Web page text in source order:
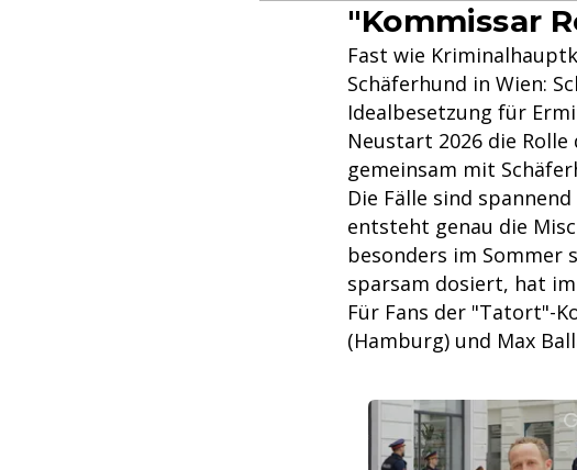
"Kommissar
Fast wie
Schäferhund in Wien:
Idealbesetzung für
Neustart 2026 die
gemeinsam mit
Die Fälle sind
entsteht genau die
besonders im Sommer
sparsam dosiert, hat
Für Fans der "Tatort"-
(Hamburg) und Max